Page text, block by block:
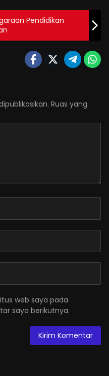
Pendidikan
Ruas yang
web saya pada
saya berikutnya.